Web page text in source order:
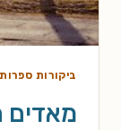
ביקורות ספרות
מאדים